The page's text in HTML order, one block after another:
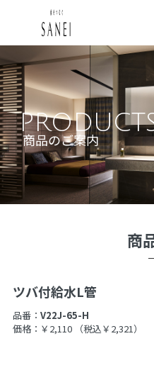
商品のご案内
商
ツバ付給水L管
品番： V22J-65-H
価格：￥2,110
（税込￥2,321）